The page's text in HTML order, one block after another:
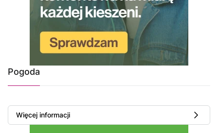
Pogoda
Więcej informacji